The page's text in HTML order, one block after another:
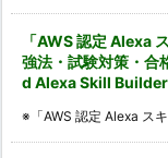
「AWS 認定 Alexa
強法・試験対策・
d Alexa Skill
※「AWS 認定 Alexa ス